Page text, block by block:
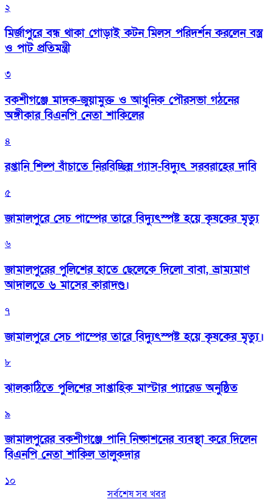
২
মির্জাপুরে বন্ধ থাকা গোড়াই কটন মিলস পরিদর্শন করলেন বস্ত্র
ও পাট প্রতিমন্ত্রী
৩
বকশীগঞ্জে মাদক-জুয়ামুক্ত ও আধুনিক পৌরসভা গঠনের
অঙ্গীকার বিএনপি নেতা শাকিলের
৪
রপ্তানি শিল্প বাঁচাতে নিরবিচ্ছিন্ন গ্যাস-বিদ্যুৎ সরবরাহের দাবি
৫
জামালপুরে সেচ পাম্পের তারে বিদ্যুৎস্পষ্ট হয়ে কৃষকের মৃত্যু
৬
জামালপুরের পুলিশের হাতে ছেলেকে দিলো বাবা, ভ্রাম্যমাণ
আদালতে ৬ মাসের কারাদণ্ড।
৭
জামালপুরে সেচ পাম্পের তারে বিদ্যুৎস্পষ্ট হয়ে কৃষকের মৃত্যু।
৮
‎ঝালকাঠিতে পুলিশের সাপ্তাহিক মাস্টার প্যারেড অনুষ্ঠিত
৯
জামালপুরের বকশীগঞ্জে পানি নিষ্কাশনের ব্যবস্থা করে দিলেন
বিএনপি নেতা শাকিল তালুকদার
১০
সর্বশেষ সব খবর